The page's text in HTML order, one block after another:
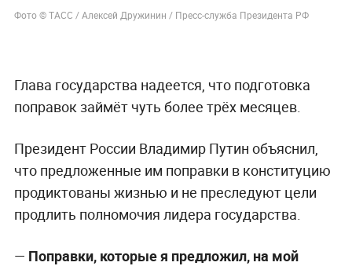
Фото © ТАСС / Алексей Дружинин / Пресс-служба Президента РФ
Глава государства надеется, что подготовка
поправок займёт чуть более трёх месяцев.
Президент России Владимир Путин объяснил,
что предложенные им поправки в конституцию
продиктованы жизнью и не преследуют цели
продлить полномочия лидера государства.
— Поправки, которые я предложил, на мой